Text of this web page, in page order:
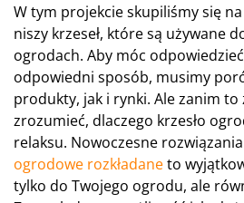
W tym projekcie skupiliśmy się
niszy krzeseł, które są używane
ogrodach. Aby móc
odpowiedni sposób, musimy
produkty, jak i rynki. Ale zanim
zrozumieć, dlaczego krzesło
relaksu. Nowoczesne
ogrodowe rozkładaneto
tylko do Twojego ogrodu, ale